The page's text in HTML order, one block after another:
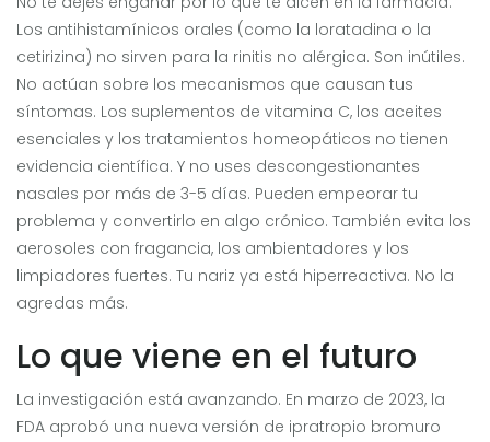
Los antihistamínicos orales (como la loratadina o la
cetirizina) no sirven para la rinitis no alérgica. Son inútiles.
No actúan sobre los mecanismos que causan tus
síntomas. Los suplementos de vitamina C, los aceites
esenciales y los tratamientos homeopáticos no tienen
evidencia científica. Y no uses descongestionantes
nasales por más de 3-5 días. Pueden empeorar tu
problema y convertirlo en algo crónico. También evita los
aerosoles con fragancia, los ambientadores y los
limpiadores fuertes. Tu nariz ya está hiperreactiva. No la
agredas más.
Lo que viene en el futuro
La investigación está avanzando. En marzo de 2023, la
FDA aprobó una nueva versión de ipratropio bromuro